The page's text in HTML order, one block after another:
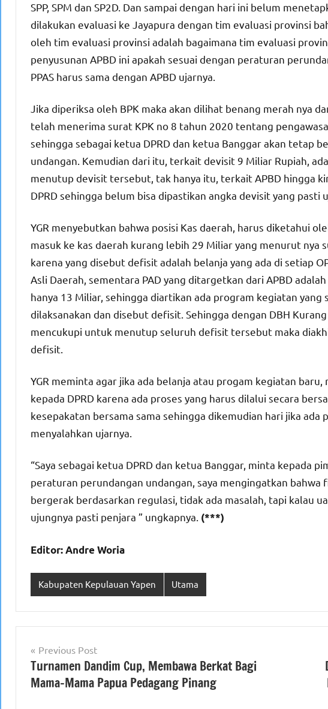
SPP, SPM dan SP2D. Dan sampai dengan hari ini belum
dilakukan evaluasi ke Jayapura dengan tim evaluasi provinsi
oleh tim evaluasi provinsi adalah bagaimana tim evaluasi
penyusunan APBD ini apakah sesuai dengan peraturan
PPAS harus sama dengan APBD ujarnya.
Jika diperiksa oleh BPK maka akan dilihat benang merah nya
telah menerima surat KPK no 8 tahun 2020 tentang
sehingga sebagai ketua DPRD dan ketua Banggar akan tetap
undangan. Kemudian dari itu, terkait devisit 9 Miliar Rupiah,
menutup devisit tersebut, tak hanya itu, terkait APBD hingga
DPRD sehingga belum bisa dipastikan angka devisit yang pasti
YGR menyebutkan bahwa posisi Kas daerah, harus diketahui
masuk ke kas daerah kurang lebih 29 Miliar yang menurut nya
karena yang disebut defisit adalah belanja yang ada di setiap
Asli Daerah, sementara PAD yang ditargetkan dari APBD
hanya 13 Miliar, sehingga diartikan ada program kegiatan yang
dilaksanakan dan disebut defisit. Sehingga dengan DBH
mencukupi untuk menutup seluruh defisit tersebut maka
defisit.
YGR meminta agar jika ada belanja atau progam kegiatan
kepada DPRD karena ada proses yang harus dilalui secara
kesepakatan bersama sama sehingga dikemudian hari jika ada
menyalahkan ujarnya.
“Saya sebagai ketua DPRD dan ketua Banggar, minta kepada
peraturan perundangan undangan, saya mengingatkan
bergerak berdasarkan regulasi, tidak ada masalah, tapi kalau
ujungnya pasti penjara ” ungkapnya. (***)
Editor: Andre Woria
Kabupaten Kepulauan Yapen Utama
Navigasi
pos
Previous Post
Turnamen Dandim Cup, Membawa Berkat Bagi
Mama-Mama Papua Pedagang Pinang